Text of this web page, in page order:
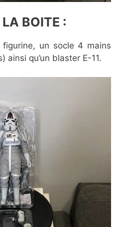
BOITE :
un socle 4 mains
ainsi qu’un blaster E-11.